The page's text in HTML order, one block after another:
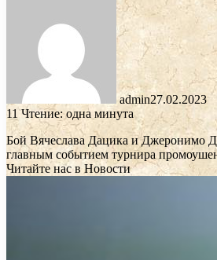
admin27.02.2023
11Чтение: одна минута
Бой Вячеслава Дацика и Джеронимо
главным событием турнира
Читайте нас в Новости